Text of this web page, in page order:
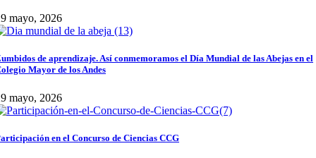
mayo, 2026
de aprendizaje. Así conmemoramos el Día Mundial de las Abejas en el
Mayor de los Andes
mayo, 2026
en el Concurso de Ciencias CCG